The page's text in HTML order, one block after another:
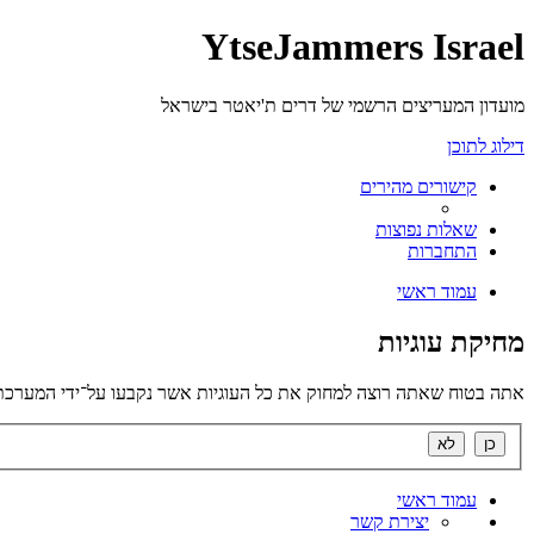
YtseJammers Israel
מועדון המעריצים הרשמי של דרים ת'יאטר בישראל
דילוג לתוכן
קישורים מהירים
שאלות נפוצות
התחברות
עמוד ראשי
מחיקת עוגיות
אתה בטוח שאתה רוצה למחוק את כל העוגיות אשר נקבעו על־ידי
עמוד ראשי
יצירת קשר